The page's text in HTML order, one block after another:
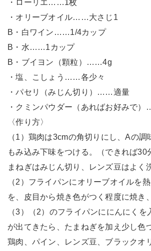
・ローリエ……1枚
・オリーブオイル……大さじ1
B・白ワイン……1/4カップ
B・水……1カップ
B・ブイヨン（顆粒）……4g
・塩、こしょう……各少々
・パセリ（みじん切り）……適量
・クミンパウダー（あればお好みで
〈作り方〉
（1）鶏肉は3cmの角切りにし、Aの調
もみ込み下味をつける。（できれば30
まねぎはみじん切り、レンズ豆はよく
（2）フライパンにオリーブオイルを
を、皮目から焼き色がつく程度に焼き
（3）（2）のフライパンににんにくを
が出てきたら、たまねぎを加え少し色
鶏肉、パイン、レンズ豆、ブラックオ